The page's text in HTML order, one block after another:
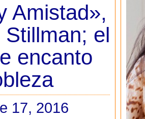
Amistad»,
el
encanto
17, 2016